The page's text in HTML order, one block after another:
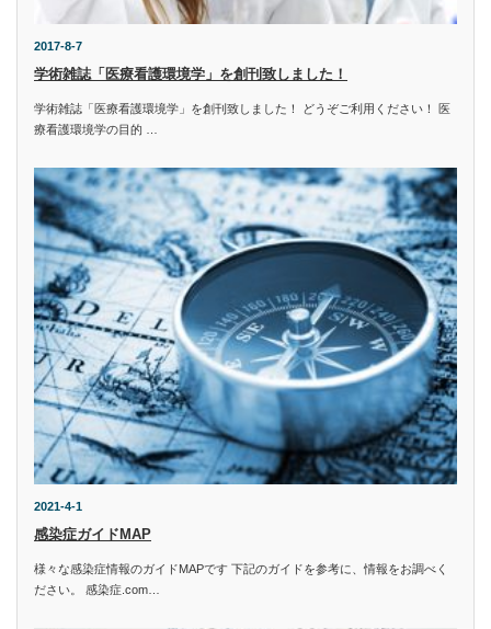
2017-8-7
学術雑誌「医療看護環境学」を創刊致しました！
学術雑誌「医療看護環境学」を創刊致しました！ どうぞご利用ください！ 医
療看護環境学の目的 …
2021-4-1
感染症ガイドMAP
様々な感染症情報のガイドMAPです 下記のガイドを参考に、情報をお調べく
ださい。 感染症.com…